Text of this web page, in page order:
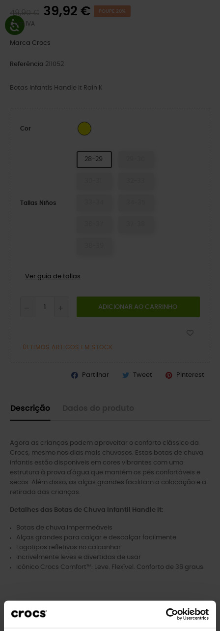
39,92 € POUPE 20%
Com IVA
Marca Crocs
Referência 211052
Botas infantis Handle It Rain K
Cor Amarelo
Tallas Niños
28-29
Ver guía de tallas
ADICIONAR AO CARRINHO
ÚLTIMOS ARTIGOS EM STOCK
Partilhar Tweet Pinterest
Descrição
Agora as crianças podem aproveitar o conforto clássico da
Crocs, mesmo nos dias mais chuvosos. Estas botas de chuva
infantis estão disponíveis em cores vibrantes com uma
estrutura à prova d'água que mantém os pés confortáveis ​​e
secos. Além disso, as alças grandes facilitam a colocação e a
retirada das crianças.
Detalhes das Botas de Chuva Infantil Handle It:
Botas de chuva impermeáveis
Alças grandes para calçar e descalçar facilmente
Logotipos refletivos no calcanhar
Incrivelmente leves e divertidas de usar
Icônico Crocs Comfort™: Leve. Flexível. Conforto de 36 graus.
Clientes que compraram este